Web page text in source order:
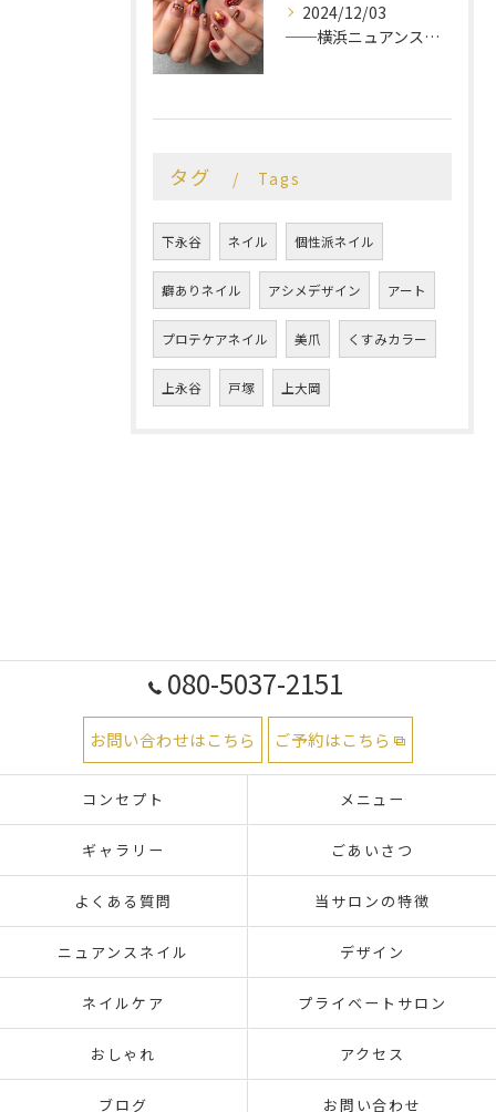
2024/12/03
──横浜ニュアンスネイルサロン♡
タグ Tags
下永谷 ネイル 個性派ネイル
癖ありネイル アシメデザイン アート
プロテケアネイル 美爪 くすみカラー
上永谷 戸塚 上大岡
080-5037-2151
お問い合わせはこちら ご予約はこちら
コンセプト メニュー
ギャラリー ごあいさつ
よくある質問 当サロンの特徴
ニュアンスネイル デザイン
ネイルケア プライベートサロン
おしゃれ アクセス
ブログ お問い合わせ